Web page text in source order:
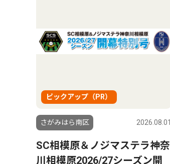
ピックアップ（PR）
さがみはら南区 2026.08.01
SC相模原＆ノジマステラ神奈
川相模原2026/27シーズン開